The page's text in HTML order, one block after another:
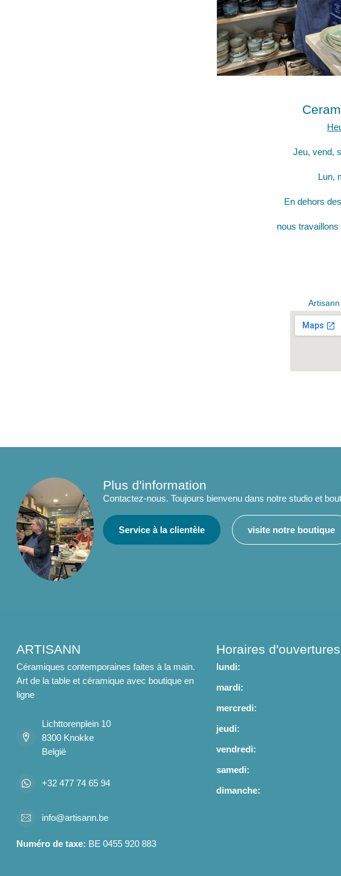
Jeu, vend,
Lun,
En dehors
nous
Plus d'information
Contactez-nous. Toujours bienvenu dans notre studio et
Service à la clientèle visite notre boutique
ARTISANN
Céramiques contemporaines faites à la main.
Art de la table et céramique avec boutique en
ligne
Lichttorenplein 10
8300 Knokke
België
+32 477 74 65 94
info@artisann.be
Numéro de taxe: BE 0455 920 883
Horaires d'ouvertures
lundi:
mardi:
mercredi:
jeudi:
vendredi:
samedi:
dimanche: